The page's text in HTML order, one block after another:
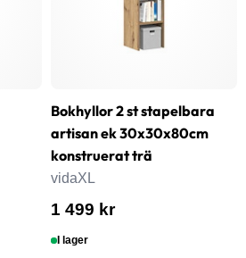
Bokhyllor 2 st stapelbara
artisan ek 30x30x80cm
konstruerat trä
vidaXL
1 499 kr
I lager